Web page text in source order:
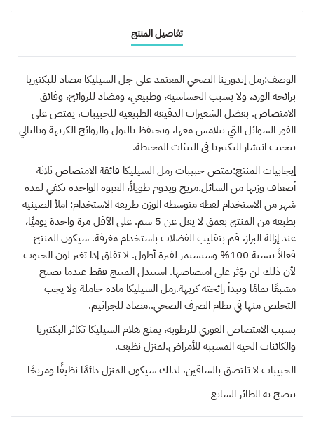
تفاصيل المنتج
الوصف:رمل إندورينا الصحي المعتمد على جل السيليكا مضاد للبكتيريا
برائحة الورد، ولا يسبب الحساسية، وطبيعي، ومضاد للروائح، وفائق
الامتصاص. بفضل الشعيرات الدقيقة الطبيعية للحبيبات، يمتص على
الفور السوائل التي يتلامس معها، ويحتفظ بالبول والروائح الكريهة وبالتالي
يتجنب انتشار البكتيريا في البيئات المحيطة.
إيجابيات المنتج:تمتص حبيبات رمل السيليكا فائقة الامتصاص ثلاثة
أضعاف وزنها من السائل.مريح ويدوم طويلاً، العبوة الواحدة تكفي لمدة
شهر من الاستخدام لقطة متوسطة الوزن طريقة الاستخدام: املأ الصينية
بطبقة من المنتج بعمق لا يقل عن 5 سم. على الأقل مرة واحدة يوميًا،
عند إزالة البراز، قم بتقليب الفضلات باستخدام مغرفة. سيكون المنتج
فعالاً بنسبة 100% وسيستمر لفترة أطول. لا تقلق إذا تغير لون الحبوب
لأن ذلك لن يؤثر على امتصاصها. استبدل المنتج فقط عندما يصبح
مشبعًا تمامًا وتبدأ رائحته كريهة.رمل السيليكا مادة خاملة ولا يجب
التخلص منها في نظام الصرف الصحي..مضاد للجراثيم.
بسبب الامتصاص الفوري للرطوبة، يمنع هلام السيليكا تكاثر البكتيريا
والكائنات الحية المسببة للأمراض.لمنزل نظيف.
الحبيبات لا تلتصق بالساقين، لذلك سيكون المنزل دائمًا نظيفًا ومريحًا‏
ينصح بهالطائر السابع